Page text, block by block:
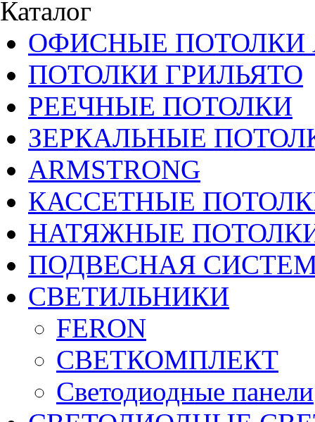
Каталог
ОФИСНЫЕ ПОТОЛКИ
ПОТОЛКИ ГРИЛЬЯТО
РЕЕЧНЫЕ ПОТОЛКИ
ЗЕРКАЛЬНЫЕ
ARMSTRONG
КАССЕТНЫЕ
НАТЯЖНЫЕ
ПОДВЕСНАЯ
СВЕТИЛЬНИКИ
FERON
СВЕТКОМПЛЕКТ
Светодиодные панели